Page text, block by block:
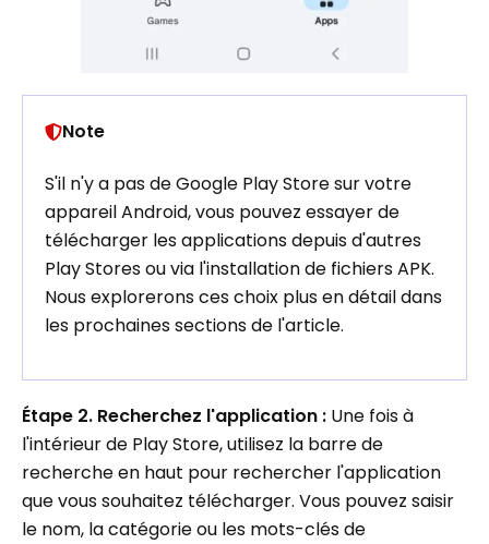
Note
S'il n'y a pas de Google Play Store sur votre
appareil Android, vous pouvez essayer de
télécharger les applications depuis d'autres
Play Stores ou via l'installation de fichiers APK.
Nous explorerons ces choix plus en détail dans
les prochaines sections de l'article.
Étape 2. Recherchez l'application : Une fois à
l'intérieur de Play Store, utilisez la barre de
recherche en haut pour rechercher l'application
que vous souhaitez télécharger. Vous pouvez saisir
le nom, la catégorie ou les mots-clés de